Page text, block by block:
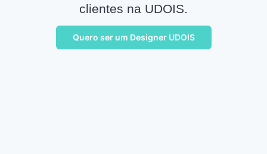
clientes na UDOIS.
Quero ser um Designer UDOIS